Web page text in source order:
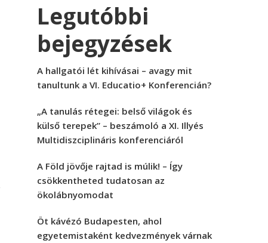
Legutóbbi
bejegyzések
A hallgatói lét kihívásai – avagy mit
tanultunk a VI. Educatio+ Konferencián?
„A tanulás rétegei: belső világok és
külső terepek” – beszámoló a XI. Illyés
Multidiszciplináris konferenciáról
A Föld jövője rajtad is múlik! – Így
csökkentheted tudatosan az
ökolábnyomodat
Öt kávézó Budapesten, ahol
egyetemistaként kedvezmények várnak